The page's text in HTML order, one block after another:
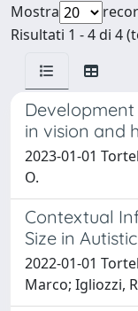
Mostra
Risultati 1 - 4 di 4
in vision and
2023-01-01
O.
Contextual
Size in
2022-01-01
Marco; Igliozzi,